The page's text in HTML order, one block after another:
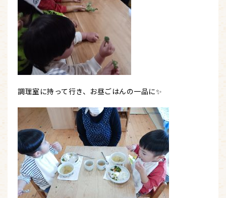
調理室に持って行き、お昼ごはんの一品に✨